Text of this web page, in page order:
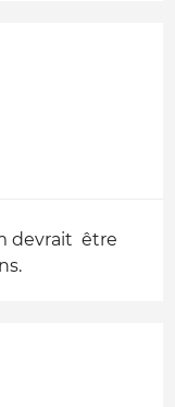
devrait être